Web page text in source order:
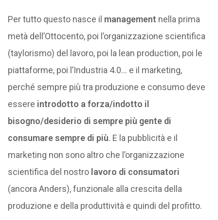
Per tutto questo nasce il management nella prima
metà dell’Ottocento, poi l’organizzazione scientifica
(taylorismo) del lavoro, poi la lean production, poi le
piattaforme, poi l’Industria 4.0… e il marketing,
perché sempre più tra produzione e consumo deve
essere introdotto a forza/indotto il
bisogno/desiderio di sempre più gente di
consumaresempre di più. E la pubblicità e il
marketing non sono altro che l’organizzazione
scientifica del nostro lavoro di consumatori
(ancora Anders), funzionale alla crescita della
produzione e della produttività e quindi del profitto.